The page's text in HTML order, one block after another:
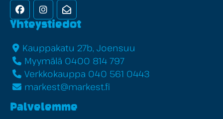
FacebookInstagramUutiskirje
Yhteystiedot
Kauppakatu 27b, Joensuu
Myymälä 0400 814 797
Verkkokauppa 040 561 0443
markest@markest.fi
Palvelemme